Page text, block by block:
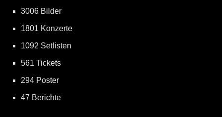
3006 Bilder
1801 Konzerte
1092 Setlisten
561 Tickets
294 Poster
47 Berichte